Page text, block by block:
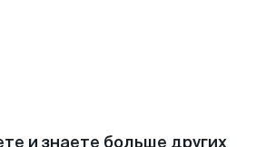
и знаете больше других